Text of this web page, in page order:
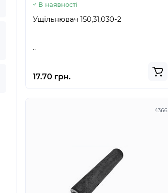
В наявності
Ущільнювач 150,31,030-2
..
17.70 грн.
4366